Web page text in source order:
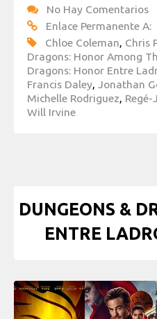
No Hay Comentarios
Enlace Permanente A:
Chloe Coleman, Chris
Dragons: Honor Among
Dragons: Honor Entre
Francis Daley, Jonathan
Michelle Rodriguez, Regé-
Will Irvine
DUNGEONS &
ENTRE